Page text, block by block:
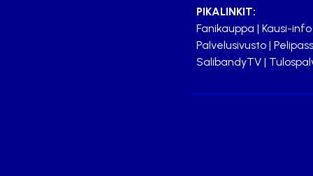
PIKALINKIT:
Fanikauppa | Kausi-info
Palvelusivusto |
SalibandyTV |